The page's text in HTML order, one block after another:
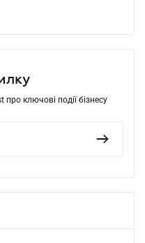
ключові події бізнесу